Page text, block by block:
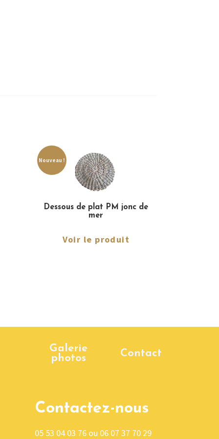
Nouveau !
Dessous de plat PM jonc de
mer
Voir le produit
Galerie
photos
Contact
Contactez-nous
05 53 04 03 76 ou 06 07 37 70 29